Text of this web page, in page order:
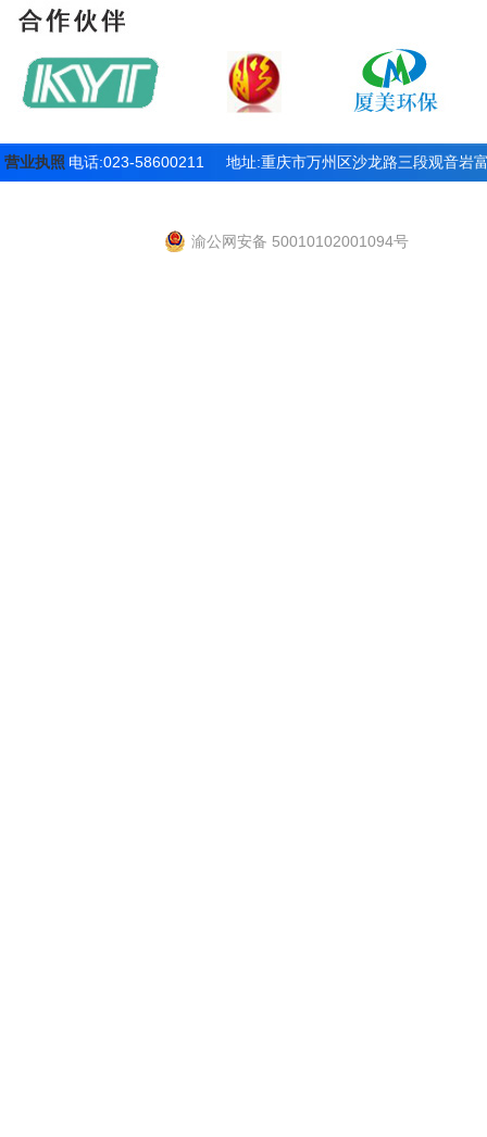
营业执照 电话:023-58600211 地址:重庆市万州区沙龙路三段观音
渝公网安备 50010102001094号